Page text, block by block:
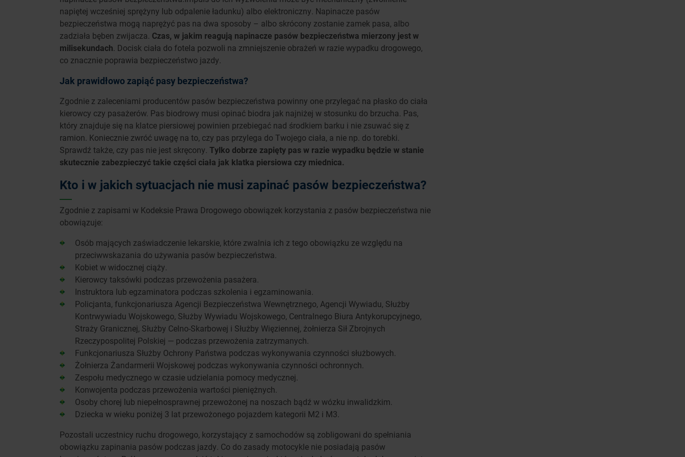
napiętej wcześniej sprężyny lub odpalenie ładunku) albo elektroniczny. Napinacze pasów
bezpieczeństwa mogą naprężyć pas na dwa sposoby – albo skrócony zostanie zamek pasa, albo
zadziała bęben zwijacza. Czas, w jakim reagują napinacze pasów bezpieczeństwa mierzony jest w
milisekundach . Docisk ciała do fotela pozwoli na zmniejszenie obrażeń w razie wypadku drogowego,
co znacznie poprawia bezpieczeństwo jazdy.
Jak prawidłowo zapiąć pasy bezpieczeństwa?
Zgodnie z zaleceniami producentów pasów bezpieczeństwa powinny one przylegać na płasko do ciała
kierowcy czy pasażerów. Pas biodrowy musi opinać biodra jak najniżej w stosunku do brzucha. Pas,
który znajduje się na klatce piersiowej powinien przebiegać nad środkiem barku i nie zsuwać się z
ramion. Koniecznie zwróć uwagę na to, czy pas przylega do Twojego ciała, a nie np. do torebki.
Sprawdź także, czy pas nie jest skręcony. Tylko dobrze zapięty pas w razie wypadku będzie w stanie
skutecznie zabezpieczyć takie części ciała jak klatka piersiowa czy miednica.
Kto i w jakich sytuacjach nie musi zapinać pasów bezpieczeństwa?
Zgodnie z zapisami w Kodeksie Prawa Drogowego obowiązek korzystania z pasów bezpieczeństwa nie
obowiązuje:
Osób mających zaświadczenie lekarskie, które zwalnia ich z tego obowiązku ze względu na
przeciwwskazania do używania pasów bezpieczeństwa.
Kobiet w widocznej ciąży.
Kierowcy taksówki podczas przewożenia pasażera.
Instruktora lub egzaminatora podczas szkolenia i egzaminowania.
Policjanta, funkcjonariusza Agencji Bezpieczeństwa Wewnętrznego, Agencji Wywiadu, Służby
Kontrwywiadu Wojskowego, Służby Wywiadu Wojskowego, Centralnego Biura Antykorupcyjnego,
Straży Granicznej, Służby Celno-Skarbowej i Służby Więziennej, żołnierza Sił Zbrojnych
Rzeczypospolitej Polskiej — podczas przewożenia zatrzymanych.
Funkcjonariusza Służby Ochrony Państwa podczas wykonywania czynności służbowych.
Żołnierza Żandarmerii Wojskowej podczas wykonywania czynności ochronnych.
Zespołu medycznego w czasie udzielania pomocy medycznej.
Konwojenta podczas przewożenia wartości pieniężnych.
Osoby chorej lub niepełnosprawnej przewożonej na noszach bądź w wózku inwalidzkim.
Dziecka w wieku poniżej 3 lat przewożonego pojazdem kategorii M2 i M3.
Pozostali uczestnicy ruchu drogowego, korzystający z samochodów są zobligowani do spełniania
obowiązku zapinania pasów podczas jazdy. Co do zasady motocykle nie posiadają pasów